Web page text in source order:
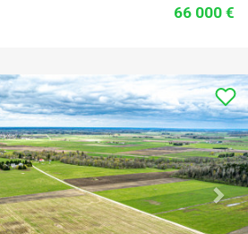
66 000 €